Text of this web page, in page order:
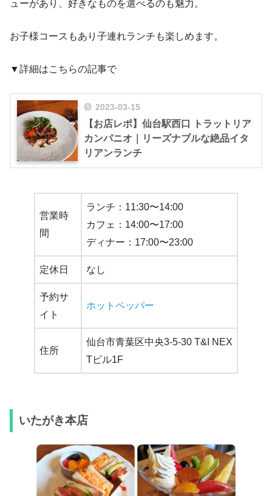
ューがあり、好きなものを選べるのも魅力。
お子様コースもあり子連れランチも楽しめます。
▼詳細はこちらの記事で
2023-03-15
【お店レポ】仙台駅西口 トラットリア
カンパニオ｜リーズナブルな絶品イタ
リアンランチ
営業時
間
ランチ：11:30〜14:00
カフェ：14:00〜17:00
ディナー：17:00〜23:00
定休日 なし
予約サ
イト
ホットペッパー
住所
仙台市青葉区中央3-5-30 T&I NEX
Tビル1F
いたがき本店